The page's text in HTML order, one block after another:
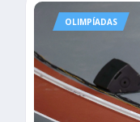
OLIMPÍADAS